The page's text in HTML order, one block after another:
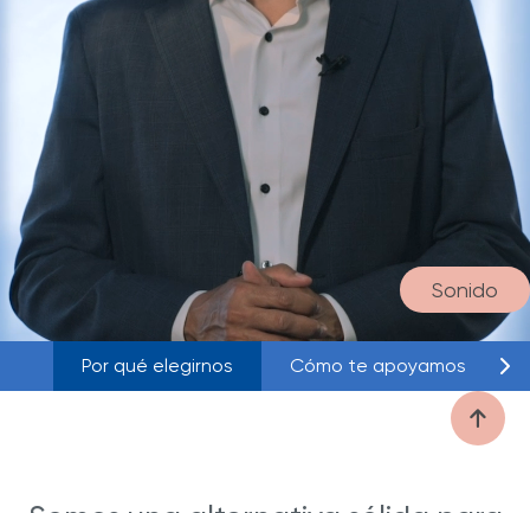
Sonido
Por qué elegirnos Cómo te apoyamos